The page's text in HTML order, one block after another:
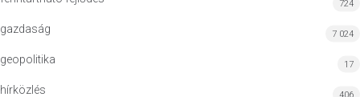
724
gazdaság 7 024
geopolitika 17
hírközlés 406